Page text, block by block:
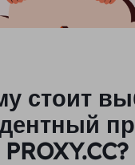
стоит
PROXY.CC?